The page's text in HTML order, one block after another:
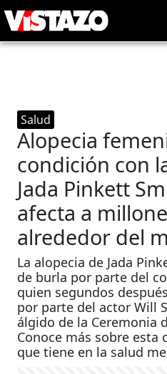
Salud
Alopecia
condición con
Jada Pinkett
afecta a
alrededor del
La alopecia de Jada
de burla por parte del
quien segundos
por parte del actor Will
álgido de la Ceremonia
Conoce más sobre
que tiene en la salud